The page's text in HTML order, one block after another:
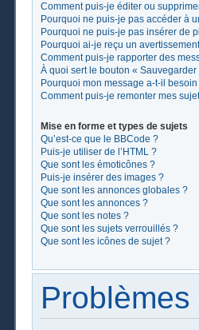
Comment puis-je éditer ou
Pourquoi ne puis-je pas accéder à
Pourquoi ne puis-je pas insérer de
Pourquoi ai-je reçu un
Comment puis-je rapporter des
À quoi sert le bouton «
Pourquoi mon message a-t-il besoin
Comment puis-je remonter mes
Mise en forme et types de sujets
Qu’est-ce que le BBCode ?
Puis-je utiliser de l’HTML ?
Que sont les émoticônes ?
Puis-je insérer des images ?
Que sont les annonces globales ?
Que sont les annonces ?
Que sont les notes ?
Que sont les sujets verrouillés ?
Que sont les icônes de sujet ?